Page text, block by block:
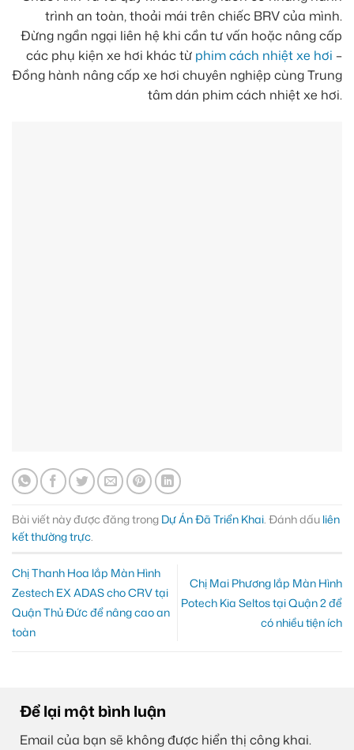
trình an toàn, thoải mái trên chiếc BRV của mình.
Đừng ngần ngại liên hệ khi cần tư vấn hoặc nâng cấp
các phụ kiện xe hơi khác từ phim cách nhiệt xe hơi –
Đồng hành nâng cấp xe hơi chuyên nghiệp cùng Trung
tâm dán phim cách nhiệt xe hơi.
Bài viết này được đăng trong Dự Án Đã Triển Khai . Đánh dấu liên
kết thường trực
Chị Thanh Hoa lắp Màn Hình
Zestech EX ADAS cho CRV tại
Quận Thủ Đức để nâng cao an
toàn
Chị Mai Phương lắp Màn Hình
Potech Kia Seltos tại Quận 2 để
có nhiều tiện ích
Để lại một bình luận
Email của bạn sẽ không được hiển thị công khai.